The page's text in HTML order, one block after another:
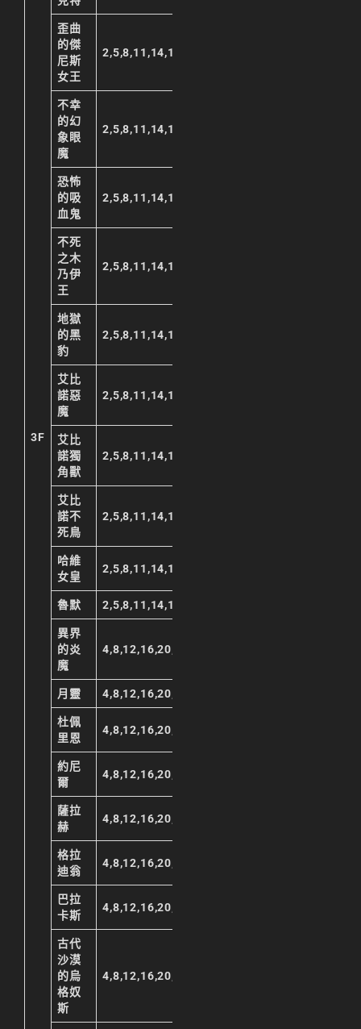
3F
歪曲
的傑
尼斯
女王
2,5,8,11,14,17,20,23
不幸
的幻
象眼
魔
2,5,8,11,14,17,20,23
恐怖
的吸
血鬼
2,5,8,11,14,17,20,23
不死
之木
乃伊
王
2,5,8,11,14,17,20,23
地獄
的黑
豹
2,5,8,11,14,17,20,23
艾比
諾惡
魔
2,5,8,11,14,17,20,23
艾比
諾獨
角獸
2,5,8,11,14,17,20,23
艾比
諾不
死鳥
2,5,8,11,14,17,20,23
哈維
女皇
2,5,8,11,14,17,20,23
魯默 2,5,8,11,14,17,20,23
異界
的炎
魔
4,8,12,16,20,23
月靈 4,8,12,16,20,23
杜佩
里恩
4,8,12,16,20,23
約尼
爾
4,8,12,16,20,23
薩拉
赫
4,8,12,16,20,23
格拉
迪翁
4,8,12,16,20,23
巴拉
卡斯
4,8,12,16,20,23
古代
沙漠
的烏
格奴
斯
4,8,12,16,20,23